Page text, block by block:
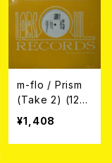
m-flo / Prism
(Take 2) (12"E
P)
¥1,408